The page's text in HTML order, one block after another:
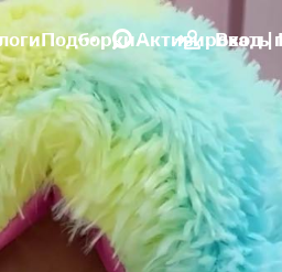
ПодборкиАктивировать
Вход |